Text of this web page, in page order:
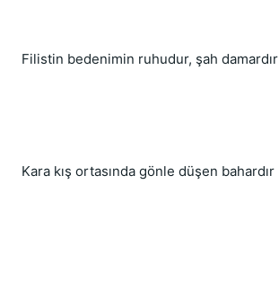
Filistin bedenimin ruhudur, şah damardır
Kara kış ortasında gönle düşen bahardır